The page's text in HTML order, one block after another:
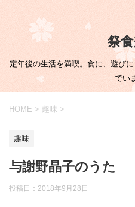
祭
定年後の生活を満喫。食に、遊び
でい
HOME > 趣味 >
趣味
与謝野晶子のうた
投稿日： 2018年9月28日